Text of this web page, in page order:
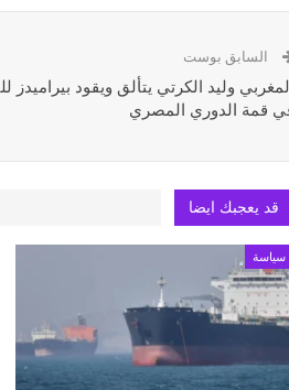
السابق بوست
وليد الكرتي يتألق ويقود بيراميدز
قمة الدوري المصري
قد يعجبك ايضا
سياسة